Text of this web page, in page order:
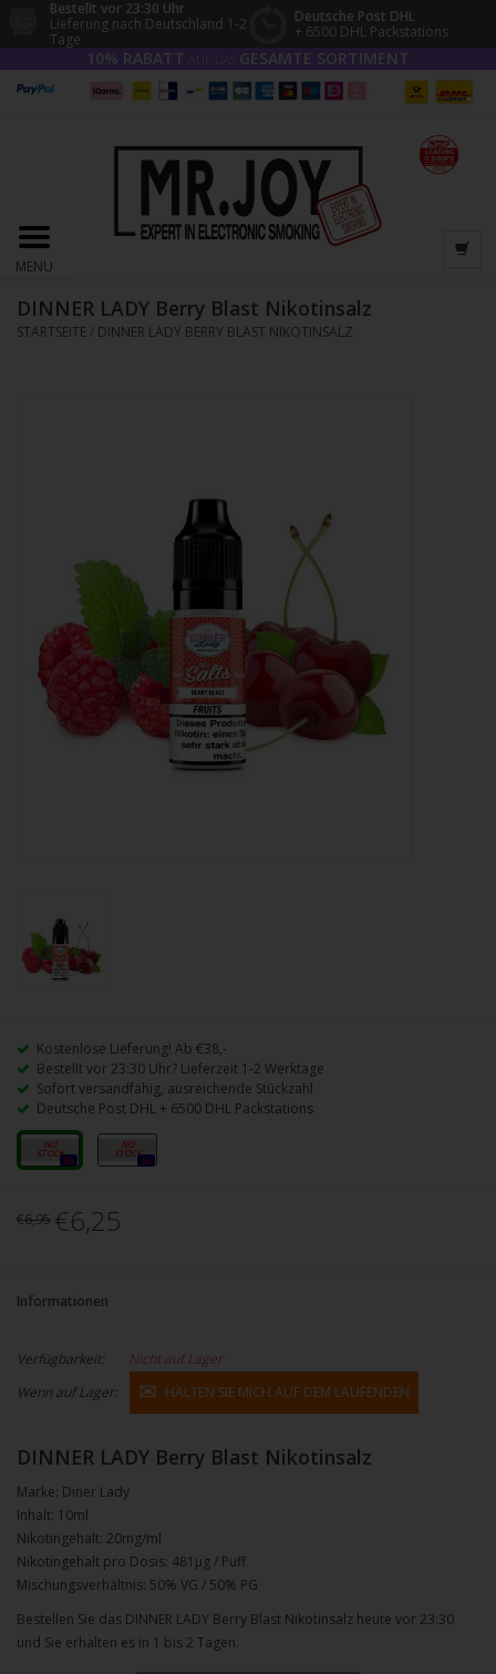
Bestellt vor 23:30 Uhr
Lieferung nach Deutschland 1-2
Tage
Deutsche Post DHL
+ 6500 DHL Packstations
10% RABATT GESAMTE SORTIMENT
MENU
DINNER LADY Berry Blast Nikotinsalz
STARTSEITE / DINNER LADY BERRY BLAST NIKOTINSALZ
Kostenlose Lieferung! Ab €38,-
Bestellt vor 23:30 Uhr? Lieferzeit 1-2 Werktage
Sofort versandfähig, ausreichende Stückzahl
Deutsche Post DHL + 6500 DHL Packstations
10mg
0x
20mg
0x
€6,95 €6,25
Informationen
Verfügbarkeit:
Nicht auf Lager
Wenn auf Lager:
HALTEN SIE MICH AUF DEM LAUFENDEN
DINNER LADY Berry Blast Nikotinsalz
Marke: Diner Lady
Inhalt: 10ml
Nikotingehalt: 20mg/ml
Nikotingehalt pro Dosis: 481µg / Puff
Mischungsverhältnis: 50% VG / 50% PG
Bestellen Sie das DINNER LADY Berry Blast Nikotinsalz heute vor 23:30
und Sie erhalten es in 1 bis 2 Tagen.